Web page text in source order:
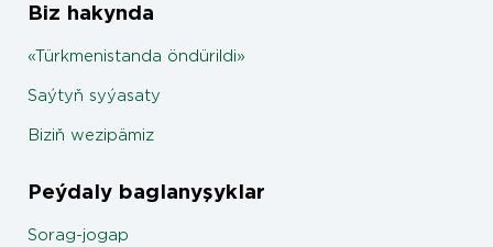
Biz hakynda
«Türkmenistanda öndürildi»
Saýtyň syýasaty
Biziň wezipämiz
Peýdaly baglanyşyklar
Sorag-jogap